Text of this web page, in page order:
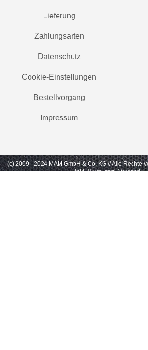
Lieferung
Zahlungsarten
Datenschutz
Cookie-Einstellungen
Bestellvorgang
Impressum
(c) 2009 - 2024 MAM GmbH & Co. KG // Alle Rechte
inkl. Mwst., zzgl. Versand.